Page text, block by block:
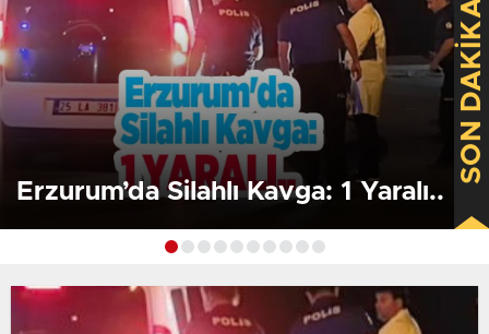
Erzurum’da Silahlı Kavga: 1 Yaralı..
SON DAKİKA